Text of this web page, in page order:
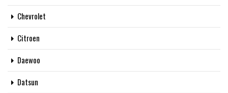
Chevrolet
Citroen
Daewoo
Datsun